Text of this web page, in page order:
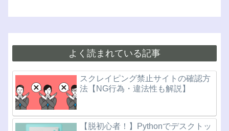
よく読まれている記事
スクレイピング禁止サイトの確認方
法【NG行為・違法性も解説】
【脱初心者！】Pythonでデスクトッ